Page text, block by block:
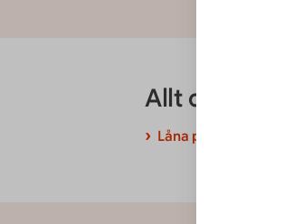
Allt om våra lån
Låna pengar hos oss